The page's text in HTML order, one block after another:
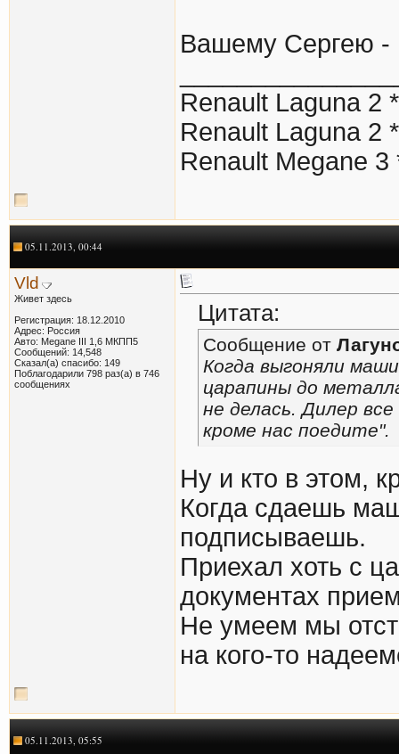
Вашему Сергею -
Renault Laguna 2
Renault Laguna 2
Renault Megane 3
05.11.2013, 00:44
Vld
Живет здесь
Регистрация: 18.12.2010
Адрес: Россия
Авто: Megane III 1,6 МКПП5
Сообщений: 14,548
Сказал(а) спасибо: 149
Поблагодарили 798 раз(а) в 746
сообщениях
Цитата:
Сообщение от
Когда выгоняли
царапины до
не делась. Дилер
кроме нас поедите".
Ну и кто в этом,
Когда сдаешь
подписываешь.
Приехал хоть с
документах
Не умеем мы
на кого-то
05.11.2013, 05:55